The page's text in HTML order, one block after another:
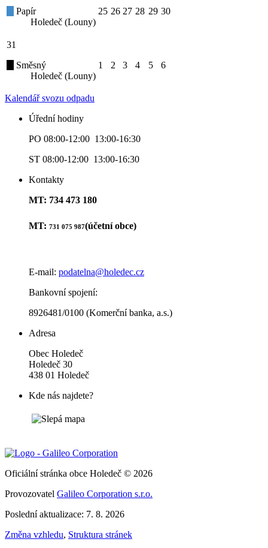
Papír
Holedeč (Louny)
25 26 27 28 29 30
31
Směsný
Holedeč (Louny)
1 2 3 4 5 6
Kalendář svozu odpadu
Úřední hodiny
PO 08:00-12:00 13:00-16:30
ST 08:00-12:00 13:00-16:30
Kontakty
MT: 734 473 180
MT: 731 075 987(účetní obce)
E-mail: podatelna@holedec.cz
Bankovní spojení:
8926481/0100 (Komerční banka, a.s.)
Adresa
Obec Holedeč
Holedeč 30
438 01 Holedeč
Kde nás najdete?
Oficiální stránka obce Holedeč © 2026
Provozovatel Galileo Corporation s.r.o.
Poslední aktualizace: 7. 8. 2026
Změna vzhledu, Struktura stránek